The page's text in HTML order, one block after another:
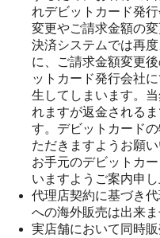
れデビットカード発
変更やご請求金額の
決済システムでは再
に、ご請求金額変更
ットカード発行会社
生してしまいます。
れますが返金される
す。デビットカード
ただきますようお願
お手元のデビットカ
いますようご案内申し
代理店契約に基づき
への海外販売は出来ま
実店舗において同時